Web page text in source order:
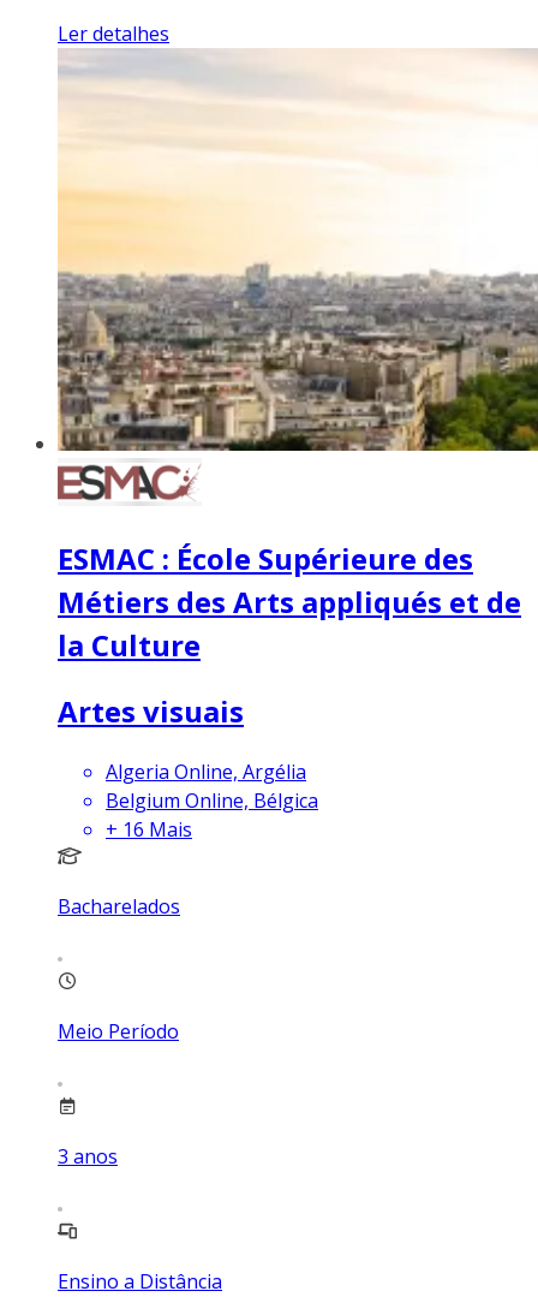
Ler detalhes
ESMAC : École Supérieure des
Métiers des Arts appliqués et de
la Culture
Artes visuais
Algeria Online, Argélia
Belgium Online, Bélgica
+ 16 Mais
Bacharelados
Meio Período
3 anos
Ensino a Distância